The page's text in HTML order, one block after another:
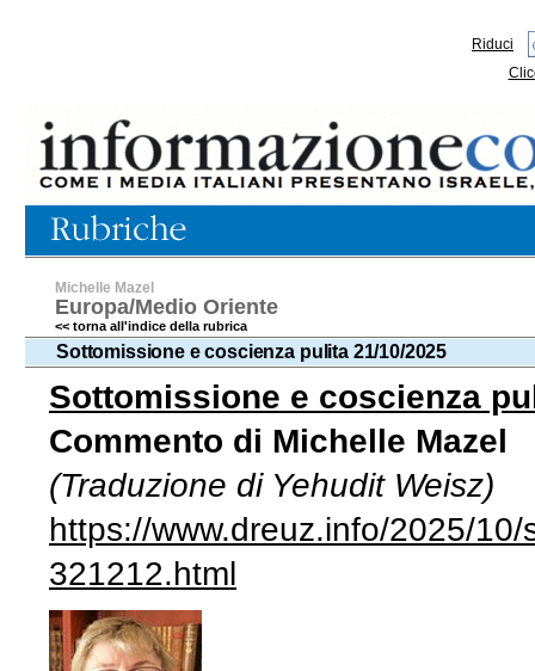
Riduci
Michelle Mazel
Europa/Medio Oriente
<< torna all'indice della rubrica
Sottomissione e coscienza pulita 21/10/2025
Sottomissione e coscienza
Commento di Michelle Mazel
(Traduzione di Yehudit Weisz)
https://www.dreuz.info/2025/
321212.html